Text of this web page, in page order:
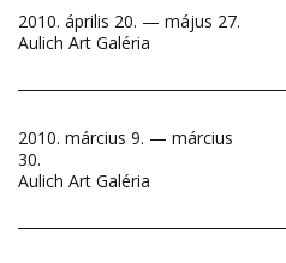
2010. április 20. — május 27.
Aulich Art Galéria
2010. március 9. — március
30.
Aulich Art Galéria